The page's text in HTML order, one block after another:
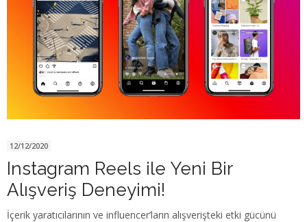
12/12/2020
Instagram Reels ile Yeni Bir
Alışveriş Deneyimi!
İçerik yaratıcılarının ve influencer’ların alışverişteki etki gücünü